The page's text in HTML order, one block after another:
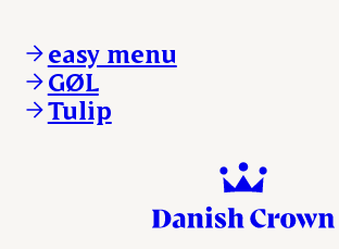
ESS-FOOD.com
KLS.se
nordicspoor.com
easy menu
GØL
Tulip